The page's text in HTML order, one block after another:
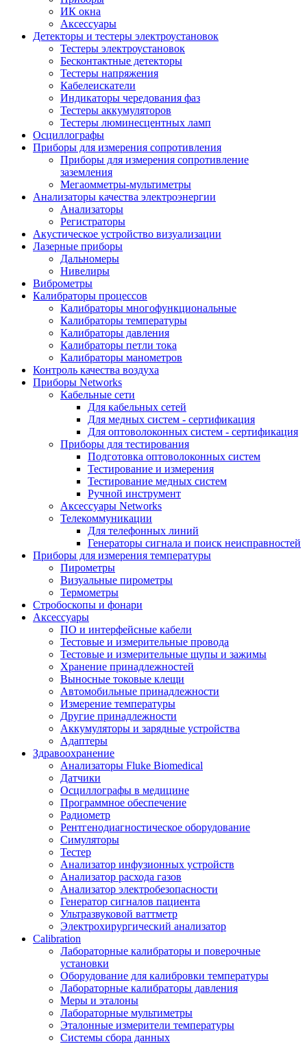
ИК окна
Аксессуары
Детекторы и тестеры электроустановок
Тестеры электроустановок
Бесконтактные детекторы
Тестеры напряжения
Кабелеискатели
Индикаторы чередования фаз
Тестеры аккумуляторов
Тестеры люминесцентных ламп
Осциллографы
Приборы для измерения сопротивления
Приборы для измерения сопротивление
заземления
Мегаомметры-мультиметры
Анализаторы качества электроэнергии
Анализаторы
Регистраторы
Акустическое устройство визуализации
Лазерные приборы
Дальномеры
Нивелиры
Виброметры
Калибраторы процессов
Калибраторы многофункциональные
Калибраторы температуры
Калибраторы давления
Калибраторы петли тока
Калибраторы манометров
Контроль качества воздуха
Приборы Networks
Кабельные сети
Для кабельных сетей
Для медных систем - сертификация
Для оптоволоконных систем - сертификация
Приборы для тестирования
Подготовка оптоволоконных систем
Тестирование и измерения
Тестирование медных систем
Ручной инструмент
Аксессуары Networks
Телекоммуникации
Для телефонных линий
Генераторы сигнала и поиск неисправностей
Приборы для измерения температуры
Пирометры
Визуальные пирометры
Термометры
Стробоскопы и фонари
Аксессуары
ПО и интерфейсные кабели
Тестовые и измерительные провода
Тестовые и измерительные щупы и зажимы
Хранение принадлежностей
Выносные токовые клещи
Автомобильные принадлежности
Измерение температуры
Другие принадлежности
Аккумуляторы и зарядные устройства
Адаптеры
Здравоохранение
Анализаторы Fluke Biomedical
Датчики
Осциллографы в медицине
Программное обеспечение
Радиометр
Рентгенодиагностическое оборудование
Симуляторы
Тестер
Анализатор инфузионных устройств
Анализатор расхода газов
Анализатор электробезопасности
Генератор сигналов пациента
Ультразвуковой ваттметр
Электрохирургический анализатор
Calibration
Лабораторные калибраторы и поверочные
установки
Оборудование для калибровки температуры
Лабораторные калибраторы давления
Меры и эталоны
Лабораторные мультиметры
Эталонные измерители температуры
Системы сбора данных